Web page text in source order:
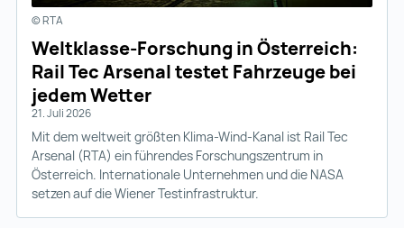
© RTA
Weltklasse-Forschung in Österreich:
Rail Tec Arsenal testet Fahrzeuge bei
jedem Wetter
21. Juli 2026
Mit dem weltweit größten Klima-Wind-Kanal ist Rail Tec
Arsenal (RTA) ein führendes Forschungszentrum in
Österreich. Internationale Unternehmen und die NASA
setzen auf die Wiener Testinfrastruktur.